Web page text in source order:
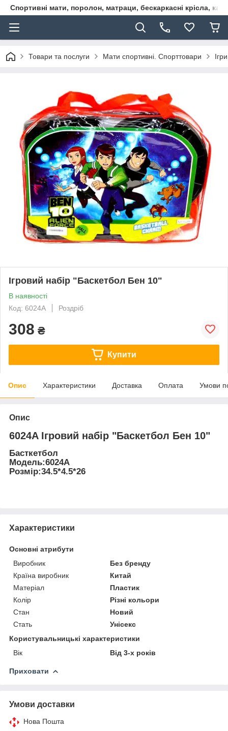
Спортивні мати, поролон, матраци, бескаркасні крісла,
Товари та послуги Мати спортивні. Спорттовари
Ігровий набір "Баскетбол Бен 10"
В наявності
Код: 6024A
Роздріб
308 ₴
Купити
Опис Характеристики Доставка Оплата Умови
Опис
6024A Ігровий набір "Баскетбол Бен 10"
Басткетбол
Модель:6024A
Розмір:34.5*4.5*26
Характеристики
Основні атрибути
Виробник
Без бренду
Країна виробник
Китай
Матеріал
Пластик
Колір
Різні кольори
Стан
Новий
Стать
Унісекс
Користувальницькі характеристики
Вік
Від 3-х років
Приховати
Умови доставки
Нова Пошта